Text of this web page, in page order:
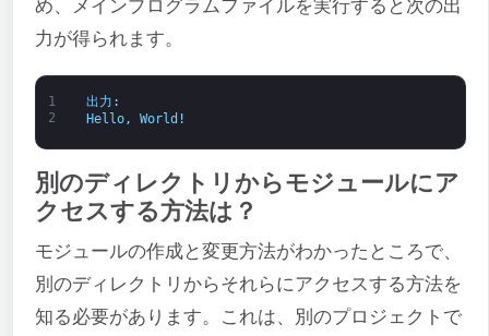
め、メインプログラムファイルを実行すると次の出
力が得られます。
1
2
出力 :
Hello, World !
別のディレクトリからモジュールにア
クセスする方法は？
モジュールの作成と変更方法がわかったところで、
別のディレクトリからそれらにアクセスする方法を
知る必要があります。これは、別のプロジェクトで